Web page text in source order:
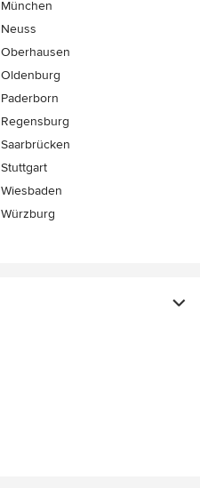
München
Neuss
Oberhausen
Oldenburg
Paderborn
Regensburg
Saarbrücken
Stuttgart
Wiesbaden
Würzburg